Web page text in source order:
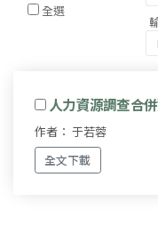
全選
人力資源調查合
作者： 于若蓉
全文下載